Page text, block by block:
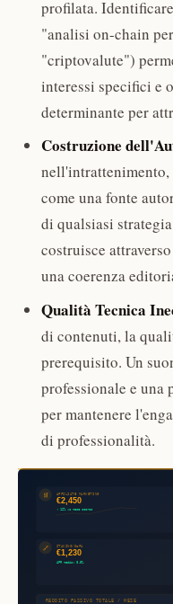
profilata.
"analisi on-chain
"criptovalute")
interessi specifici e
determinante per
Costruzione
nell'intrattenimento,
come una fonte
di qualsiasi
costruisce
una coerenza
Qualità Tecnica
di contenuti, la
prerequisito. Un
professionale e una
per mantenere
di professionalità.